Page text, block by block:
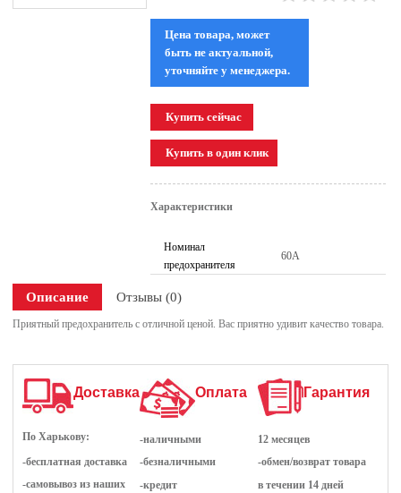
Цена товара, может
быть не актуальной,
уточняйте у менеджера.
Характеристики
Номинал
предохранителя
60А
Описание Отзывы (0)
Приятный предохранитель с отличной ценой. Вас приятно удивит качество товара.
Доставка
По Харькову:
-бесплатная доставка
-самовывоз из наших
Оплата
-наличными
-безналичными
-кредит
Гарантия
12 месяцев
-обмен/возврат товара
в течении 14 дней